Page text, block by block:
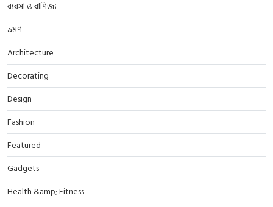
ব্যবসা ও বাণিজ্য
ভ্রমণ
Architecture
Decorating
Design
Fashion
Featured
Gadgets
Health &amp; Fitness